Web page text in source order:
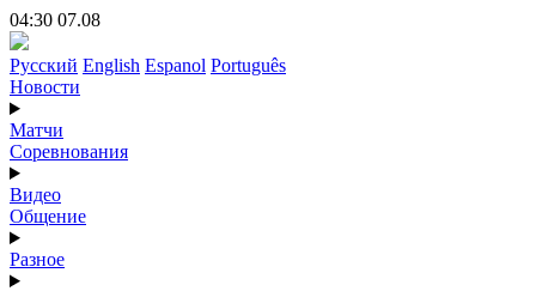
04:30 07.08
Русский English Espanol Português
Новости
Матчи
Соревнования
Видео
Общение
Разное